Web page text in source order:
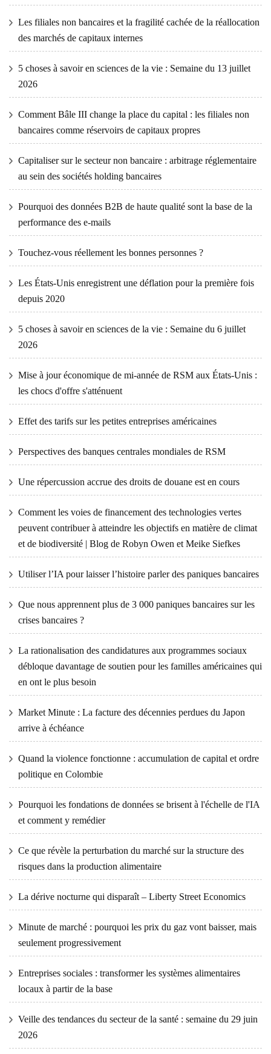
Les filiales non bancaires et la fragilité cachée de la réallocation
des marchés de capitaux internes
5 choses à savoir en sciences de la vie : Semaine du 13 juillet
2026
Comment Bâle III change la place du capital : les filiales non
bancaires comme réservoirs de capitaux propres
Capitaliser sur le secteur non bancaire : arbitrage réglementaire
au sein des sociétés holding bancaires
Pourquoi des données B2B de haute qualité sont la base de la
performance des e-mails
Touchez-vous réellement les bonnes personnes ?
Les États-Unis enregistrent une déflation pour la première fois
depuis 2020
5 choses à savoir en sciences de la vie : Semaine du 6 juillet
2026
Mise à jour économique de mi-année de RSM aux États-Unis :
les chocs d'offre s'atténuent
Effet des tarifs sur les petites entreprises américaines
Perspectives des banques centrales mondiales de RSM
Une répercussion accrue des droits de douane est en cours
Comment les voies de financement des technologies vertes
peuvent contribuer à atteindre les objectifs en matière de climat
et de biodiversité | Blog de Robyn Owen et Meike Siefkes
Utiliser l’IA pour laisser l’histoire parler des paniques bancaires
Que nous apprennent plus de 3 000 paniques bancaires sur les
crises bancaires ?
La rationalisation des candidatures aux programmes sociaux
débloque davantage de soutien pour les familles américaines qui
en ont le plus besoin
Market Minute : La facture des décennies perdues du Japon
arrive à échéance
Quand la violence fonctionne : accumulation de capital et ordre
politique en Colombie
Pourquoi les fondations de données se brisent à l'échelle de l'IA
et comment y remédier
Ce que révèle la perturbation du marché sur la structure des
risques dans la production alimentaire
La dérive nocturne qui disparaît – Liberty Street Economics
Minute de marché : pourquoi les prix du gaz vont baisser, mais
seulement progressivement
Entreprises sociales : transformer les systèmes alimentaires
locaux à partir de la base
Veille des tendances du secteur de la santé : semaine du 29 juin
2026